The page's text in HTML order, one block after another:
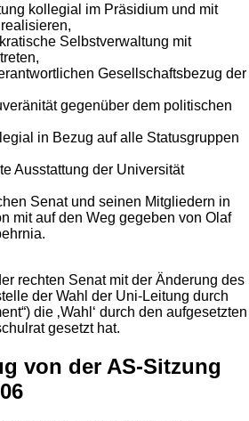
kollegial im Präsidium und mit
Selbstverwaltung mit
Gesellschaftsbezug der
gegenüber dem politischen
in Bezug auf alle Statusgruppen
Ausstattung der Universität
Senat und seinen Mitgliedern in
mit auf den Weg gegeben von Olaf
rechten Senat mit der Änderung des
der Wahl der Uni-Leitung durch
die ‚Wahl‘ durch den aufgesetzten
gesetzt hat.
von der AS-Sitzung